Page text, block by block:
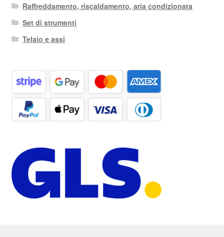
Raffreddamento, riscaldamento, aria condizionata
Set di strumenti
Telaio e assi